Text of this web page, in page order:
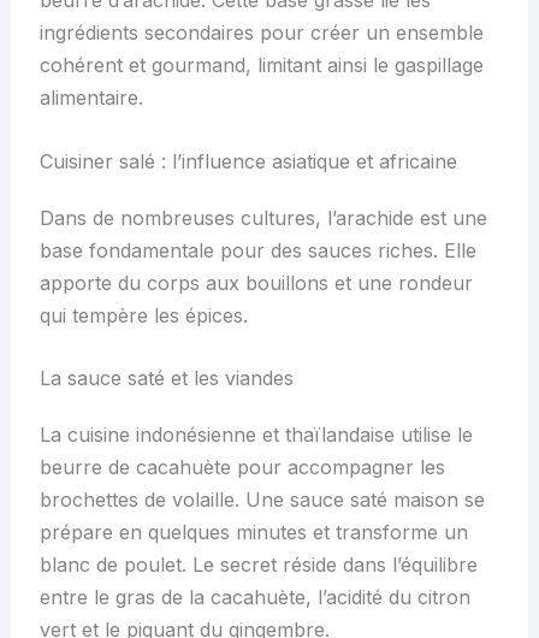
ingrédients secondaires pour créer un ensemble
cohérent et gourmand, limitant ainsi le gaspillage
alimentaire.
Cuisiner salé : l’influence asiatique et africaine
Dans de nombreuses cultures, l’arachide est une
base fondamentale pour des sauces riches. Elle
apporte du corps aux bouillons et une rondeur
qui tempère les épices.
La sauce saté et les viandes
La cuisine indonésienne et thaïlandaise utilise le
beurre de cacahuète pour accompagner les
brochettes de volaille. Une sauce saté maison se
prépare en quelques minutes et transforme un
blanc de poulet. Le secret réside dans l’équilibre
entre le gras de la cacahuète, l’acidité du citron
vert et le piquant du gingembre.